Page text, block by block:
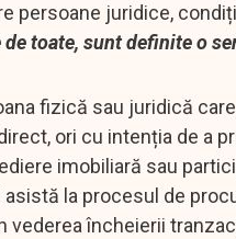
persoane juridice,
de toate, sunt definite o
fizică sau juridică
ori cu intenția de a
imobiliară sau
la procesul de
încheierii